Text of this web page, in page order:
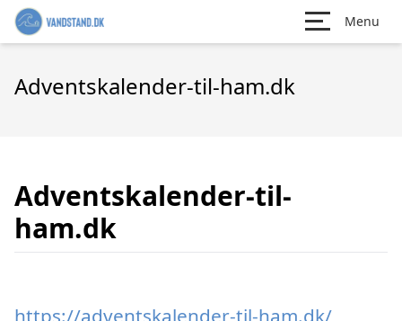
Menu
Adventskalender-til-ham.dk
Adventskalender-til-
ham.dk
https://adventskalender-til-ham.dk/